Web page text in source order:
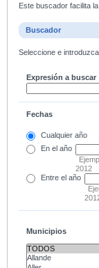
Este buscador facilita
Buscador
Seleccione e
Expresión a buscar
Fechas
Cualquier año
En el año
2012
Entre el año
Municipios